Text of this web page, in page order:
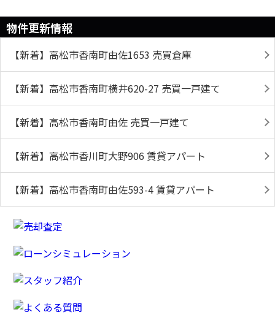
物件更新情報
【新着】高松市香南町由佐1653 売買倉庫
【新着】高松市香南町横井620-27 売買一戸建て
【新着】高松市香南町由佐 売買一戸建て
【新着】高松市香川町大野906 賃貸アパート
【新着】高松市香南町由佐593-4 賃貸アパート